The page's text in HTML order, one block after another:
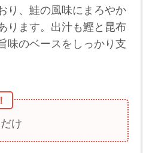
り、鮭の風味にまろやか
ります。出汁も鰹と昆布
味のベースをしっかり支
け